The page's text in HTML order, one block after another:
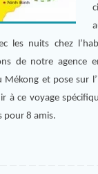
les nuits chez
de notre agence
et pose sur
à ce voyage
pour 8 amis.